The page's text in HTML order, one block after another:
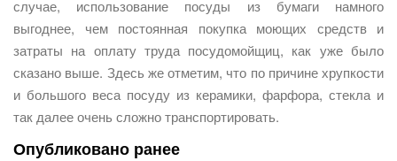
случае, использование посуды из бумаги намного
выгоднее, чем постоянная покупка моющих средств и
затраты на оплату труда посудомойщиц, как уже было
сказано выше. Здесь же отметим, что по причине хрупкости
и большого веса посуду из керамики, фарфора, стекла и
так далее очень сложно транспортировать.
Опубликовано ранее